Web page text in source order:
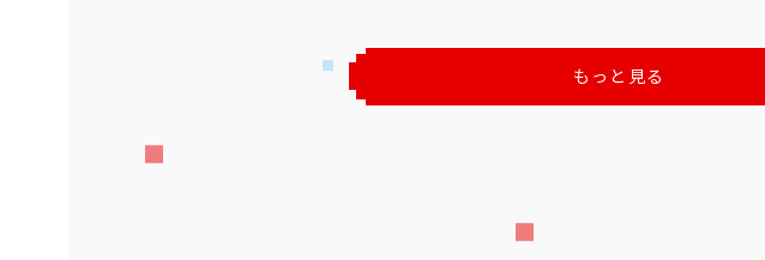
もっと見る